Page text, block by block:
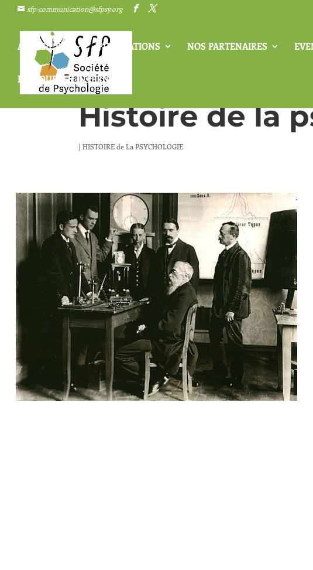
sfp-communication@sfpsy.org
ACCUEIL SFP PUBLICATIONS NOS PARTENAIRES
RESSOURCES INTERNES
Histoire de la
|HISTOIRE de La PSYCHOLOGIE